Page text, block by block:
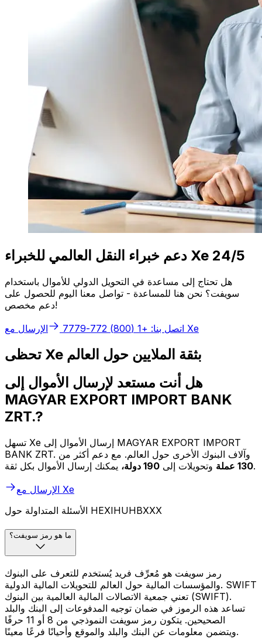
دعم خبراء النقل العالمي للخبراء Xe 24/5
هل تحتاج إلى مساعدة في التحويل الدولي للأموال باستخدام
سويفت؟ نحن هنا للمساعدة - تواصل معنا اليوم للحصول على
دعم مخصص!
اتصل بنا: +1 (800) 772-7779 الإرسال مع Xe
تحظى Xe بثقة الملايين حول العالم
هل أنت مستعد لإرسال الأموال إلى
MAGYAR EXPORT IMPORT BANK
ZRT.?
تسهل Xe إرسال الأموال إلى MAGYAR EXPORT IMPORT
BANK ZRT. وآلاف البنوك الأخرى حول العالم. مع دعم أكثر من
130 عملة
وتحويلات إلى 190 دولة،
يمكنك إرسال الأموال بكل ثقة.
الإرسال مع Xe
الأسئلة المتداولة حول HEXIHUHBXXX
ما هو رمز سويفت؟
رمز سويفت هو مُعرِّف فريد يُستخدم للتعرف على البنوك
والمؤسسات المالية حول العالم للتحويلات المالية الدولية. SWIFT
تعني جمعية الاتصالات المالية العالمية بين البنوك (SWIFT).
تساعد هذه الرموز في ضمان توجيه المدفوعات إلى البنك والبلد
الصحيحين. يتكون رمز سويفت النموذجي من 8 أو 11 حرفًا
ويتضمن معلومات عن البنك والبلد والموقع وأحيانًا فرعًا معينًا.